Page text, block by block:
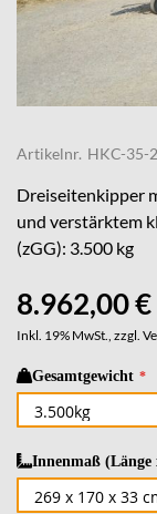
the
beginning
of
the
images
Artikelnr. HKC-35-
Dreiseitenkipper
und verstärktem
(zGG): 3.500 kg
8.962,00 €
Inkl. 19% MwSt., zzgl.
Gesamtgewicht
Innenmaß (Länge